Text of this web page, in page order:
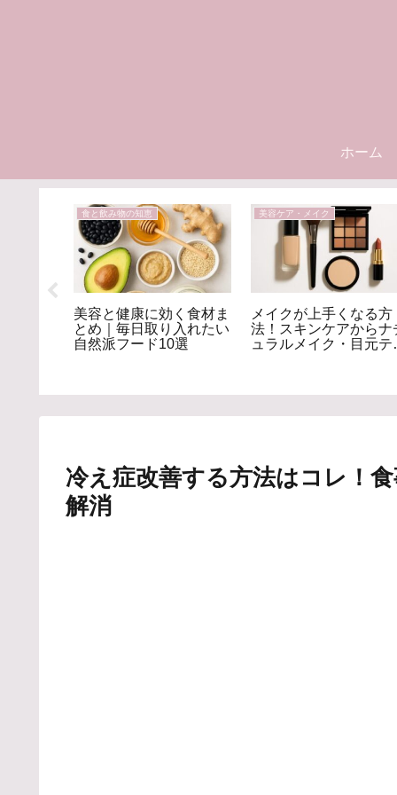
ホーム
食と飲み物の知恵
美容と健康に効く食材ま
とめ｜毎日取り入れたい
自然派フード10選
美容ケア・メイク
メイクが上手くなる方
法！スキンケアからナ
ュラルメイク・目元テ
冷え症改善する方法はコレ！
解消